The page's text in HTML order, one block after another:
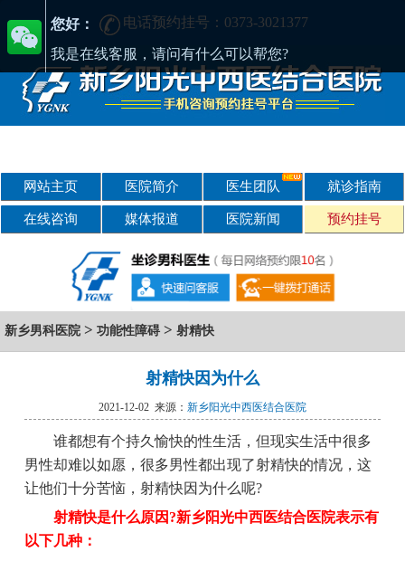
电话预约挂号：0373-3021377
在新乡哪家男科医院好?找正规医院-新乡阳光男科医院
网站主页 医院简介 医生团队 就诊指南
在线咨询 媒体报道 医院新闻 预约挂号
新乡男科医院 > 功能性障碍 > 射精快
射精快因为什么
2021-12-02 来源： 新乡阳光中西医结合医院
谁都想有个持久愉快的性生活，但现实生活中很多
男性却难以如愿，很多男性都出现了射精快的情况，这
让他们十分苦恼，射精快因为什么呢?
射精快是什么原因?新乡阳光中西医结合医院表示有
以下几种：
您好：
我是在线客服，请问有什么可以帮您?